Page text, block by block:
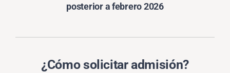
posterior a febrero 2026
¿Cómo solicitar admisión?